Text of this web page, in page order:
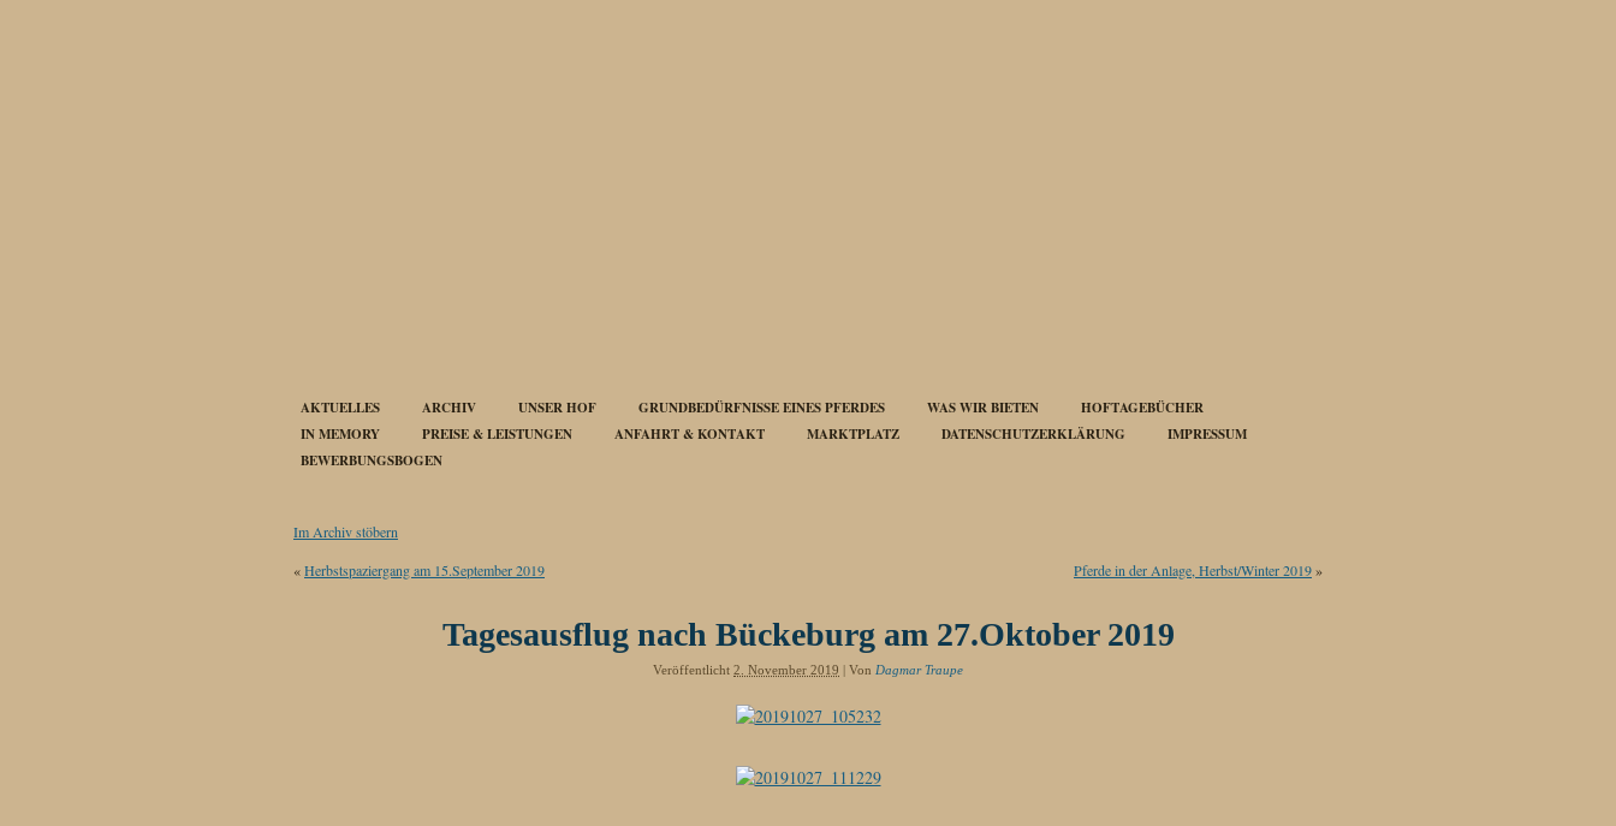
AKTUELLES ARCHIV UNSER HOF GRUNDBEDÜRFNISSE EINES PFERDES WAS WIR BIETEN
HOFTAGEBÜCHER
IN MEMORY
PREISE & LEISTUNGEN ANFAHRT & KONTAKT MARKTPLATZ DATENSCHUTZERKLÄRUNG
IMPRESSUM
BEWERBUNGSBOGEN
Im Archiv stöbern
«Herbstspaziergang am 15.September 2019 Pferde in der Anlage, Herbst/Winter 2019»
Tagesausflug nach Bückeburg am 27.Oktober 2019
Veröffentlicht 2. November 2019 | Von Dagmar Traupe